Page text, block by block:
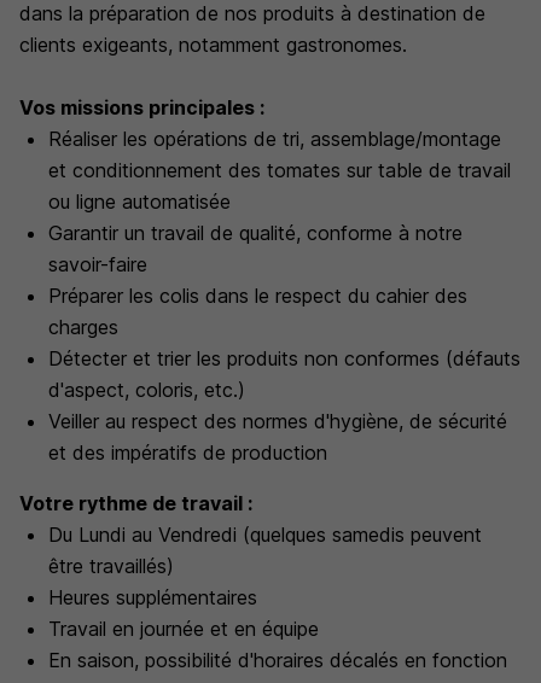
dans la préparation de nos produits à destination de
clients exigeants, notamment gastronomes.
Vos missions principales :
Réaliser les opérations de tri, assemblage/montage
et conditionnement des tomates sur table de travail
ou ligne automatisée
Garantir un travail de qualité, conforme à notre
savoir-faire
Préparer les colis dans le respect du cahier des
charges
Détecter et trier les produits non conformes (défauts
d'aspect, coloris, etc.)
Veiller au respect des normes d'hygiène, de sécurité
et des impératifs de production
Votre rythme de travail :
Du Lundi au Vendredi (quelques samedis peuvent
être travaillés)
Heures supplémentaires
Travail en journée et en équipe
En saison, possibilité d'horaires décalés en fonction